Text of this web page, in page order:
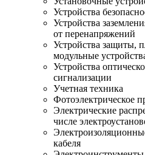
Устройства
Устройства
от перенапряжений
Устройства защиты,
модульные
Устройства
сигнализации
Учетная техника
Фотоэлектрическое
Электрические
числе
кабеля